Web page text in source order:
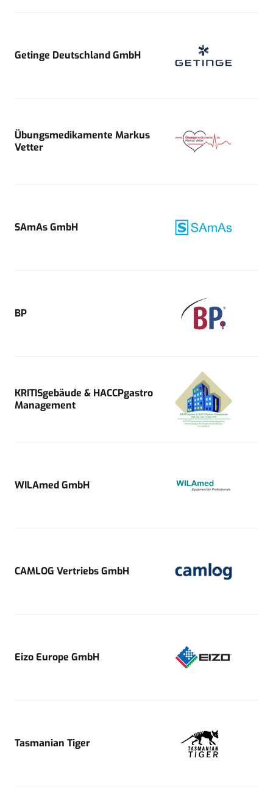
Getinge Deutschland GmbH
Übungsmedikamente Markus
Vetter
SAmAs GmbH
BP
KRITISgebäude & HACCPgastro
Management
WILAmed GmbH
CAMLOG Vertriebs GmbH
Eizo Europe GmbH
Tasmanian Tiger